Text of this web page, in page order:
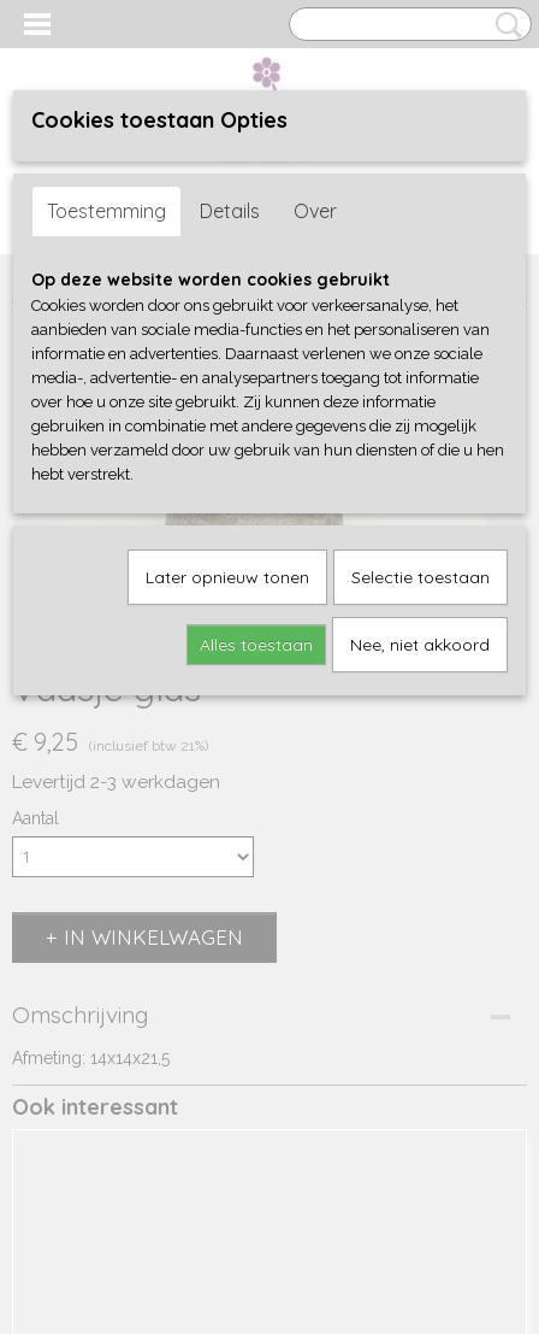
Inloggen Registreren
Home >Woonaccessoires>Landelijk> Vaasje glas
Vaasje glas
€ 9,25 (inclusief btw 21%)
Levertijd 2-3 werkdagen
Aantal
IN WINKELWAGEN
Omschrijving
Afmeting: 14x14x21,5
Ook interessant
Cookies toestaan Opties
Toestemming Details Over
Op deze website worden cookies gebruikt
Cookies worden door ons gebruikt voor verkeersanalyse, het
aanbieden van sociale media-functies en het personaliseren van
informatie en advertenties. Daarnaast verlenen we onze sociale
media-, advertentie- en analysepartners toegang tot informatie
over hoe u onze site gebruikt. Zij kunnen deze informatie
gebruiken in combinatie met andere gegevens die zij mogelijk
hebben verzameld door uw gebruik van hun diensten of die u hen
hebt verstrekt.
Later opnieuw tonen Selectie toestaan
Alles toestaan Nee, niet akkoord